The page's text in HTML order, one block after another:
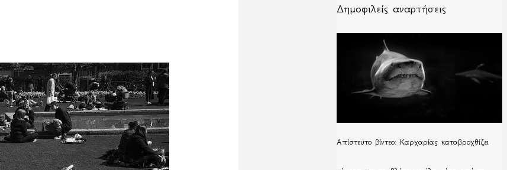
Δημοφιλείς αναρτήσεις
Απίστευτο βίντεο: Καρχαρίας καταβροχθίζει